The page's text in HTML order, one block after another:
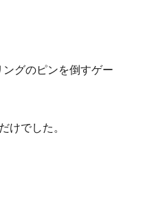
グのピンを倒すゲー
けでした。